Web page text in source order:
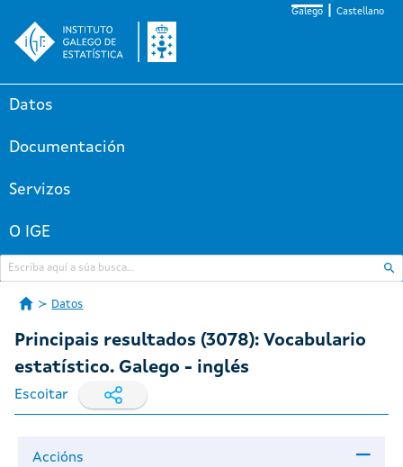
Galego Castellano
Datos
Documentación
Servizos
O IGE
Datos
Principais resultados (3078): Vocabulario
estatístico. Galego - inglés
Escoitar
Accións